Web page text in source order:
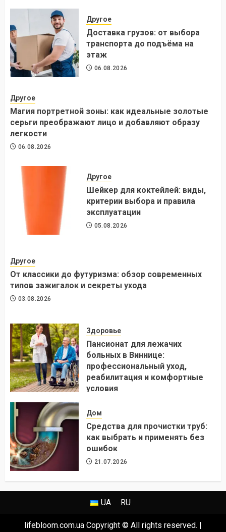
Другое
Доставка грузов: от выбора
транспорта до подъёма на
этаж
06.08.2026
Другое
Магия портретной зоны: как идеальные золотые
серьги преображают лицо и добавляют образу
легкости
06.08.2026
Другое
Шейкер для коктейлей: виды,
критерии выбора и правила
эксплуатации
05.08.2026
Другое
От классики до футуризма: обзор современных
типов зажигалок и секреты ухода
03.08.2026
Здоровье
Пансионат для лежачих
больных в Виннице:
профессиональный уход,
реабилитация и комфортные
условия
Дом
Средства для прочистки труб:
как выбрать и применять без
ошибок
21.07.2026
UA RU
lifebloom.com.ua Copyright © All rights reserved. |